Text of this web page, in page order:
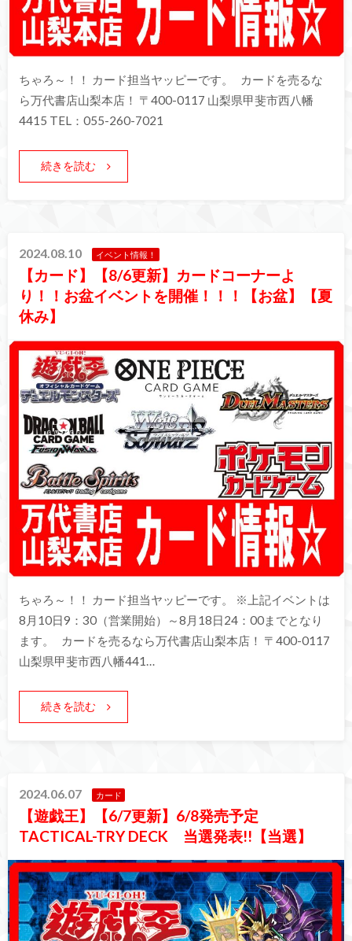
ちゃろ～！！ カード担当ヤッピーです。 カードを売るな
ら万代書店山梨本店！ 〒400-0117 山梨県甲斐市西八幡
4415 TEL：055-260-7021
続きを読む
2024.08.10 イベント情報！
【カード】【8/6更新】カードコーナーよ
り！！お盆イベントを開催！！！【お盆】【夏
休み】
ちゃろ～！！ カード担当ヤッピーです。 ※上記イベントは
8月10日9：30（営業開始）～8月18日24：00までとなり
ます。 カードを売るなら万代書店山梨本店！ 〒400-0117
山梨県甲斐市西八幡441…
続きを読む
2024.06.07 カード
【遊戯王】【6/7更新】6/8発売予定
TACTICAL-TRY DECK 当選発表!!【当選】